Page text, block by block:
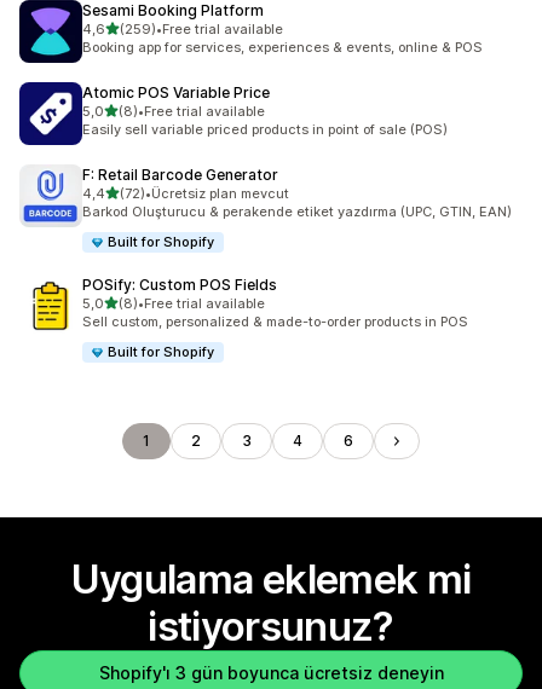
Sesami Booking Platform
4,65 yıldız üzerinden
(259)
toplam 259 değerlendirme
•Free trial available
Booking app for services, experiences & events, online & POS
Atomic POS Variable Price
5,05 yıldız üzerinden
(8)
toplam 8 değerlendirme
•Free trial available
Easily sell variable priced products in point of sale (POS)
F: Retail Barcode Generator
4,45 yıldız üzerinden
(72)
toplam 72 değerlendirme
•Ücretsiz plan mevcut
Barkod Oluşturucu & perakende etiket yazdırma (UPC, GTIN, EAN)
Built for Shopify
POSify: Custom POS Fields
5,05 yıldız üzerinden
(8)
toplam 8 değerlendirme
•Free trial available
Sell custom, personalized & made-to-order products in POS
Built for Shopify
1 2 3 4 6
Uygulama eklemek mi
istiyorsunuz?
Shopify'ı 3 gün boyunca ücretsiz deneyin